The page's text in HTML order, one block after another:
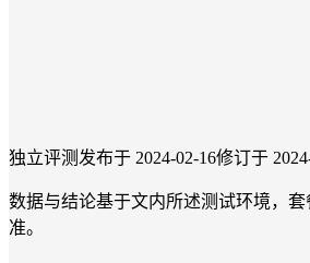
独立评测 发布于 2024-02-16修订于
数据与结论基于文内所述测试环境，
准。